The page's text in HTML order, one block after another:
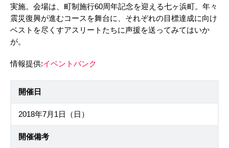
実施。会場は、町制施行60周年記念を迎える七ヶ浜町。年々
震災復興が進むコースを舞台に、それぞれの目標達成に向け
ベストを尽くすアスリートたちに声援を送ってみてはいか
が。
情報提供:イベントバンク
開催日
2018年7月1日（日）
開催備考